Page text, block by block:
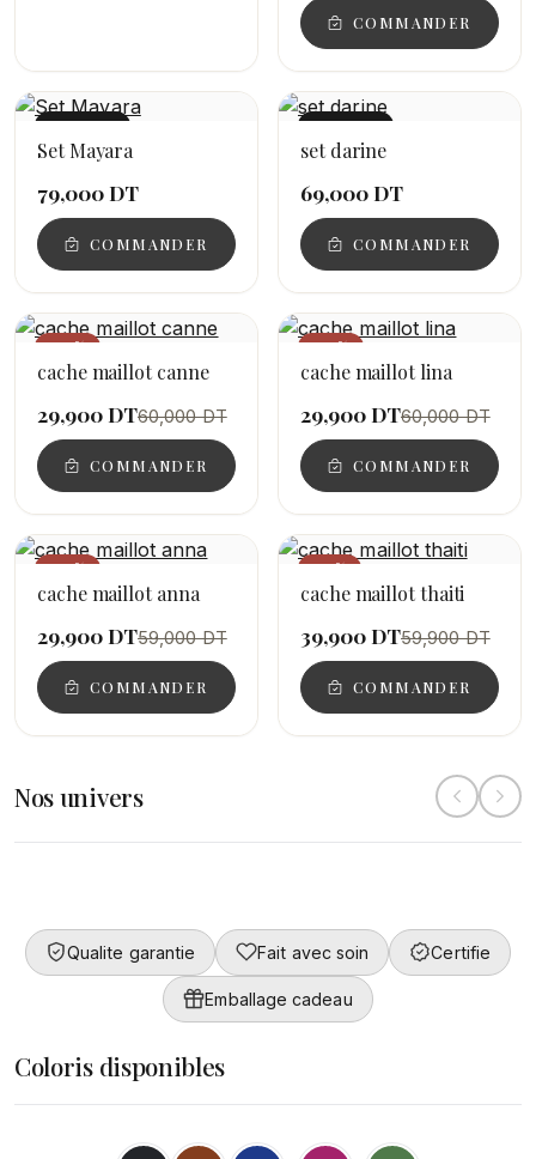
COMMANDER
NOUVEAU
Set Mayara
79,000 DT
COMMANDER
NOUVEAU
set darine
69,000 DT
COMMANDER
−50%
cache maillot canne
29,900 DT60,000 DT
COMMANDER
−50%
cache maillot lina
29,900 DT60,000 DT
COMMANDER
−49%
cache maillot anna
29,900 DT59,000 DT
COMMANDER
−33%
cache maillot thaiti
39,900 DT59,900 DT
COMMANDER
Nos univers
Femme
DÉCOUVRIR
Qualite garantie Fait avec soin Certifie
Emballage cadeau
Coloris disponibles